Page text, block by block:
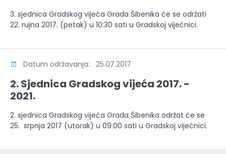
3. sjednica Gradskog vijeća Grada Šibenika će se održati
22. rujna 2017. (petak) u 10:30 sati u Gradskoj vijećnici.
Datum održavanja: 25.07.2017
2. Sjednica Gradskog vijeća 2017. -
2021.
2. sjednica Gradskog vijeća Grada Šibenika održat će se
25. srpnja 2017 (utorak) u 09:00 sati u Gradskoj vijećnici.